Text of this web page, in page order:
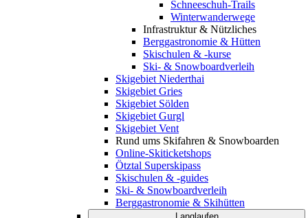
Schneeschuh-Trails
Winterwanderwege
Infrastruktur & Nützliches
Berggastronomie & Hütten
Skischulen & -kurse
Ski- & Snowboardverleih
Skigebiet Niederthai
Skigebiet Gries
Skigebiet Sölden
Skigebiet Gurgl
Skigebiet Vent
Rund ums Skifahren & Snowboarden
Online-Skiticketshops
Ötztal Superskipass
Skischulen & -guides
Ski- & Snowboardverleih
Berggastronomie & Skihütten